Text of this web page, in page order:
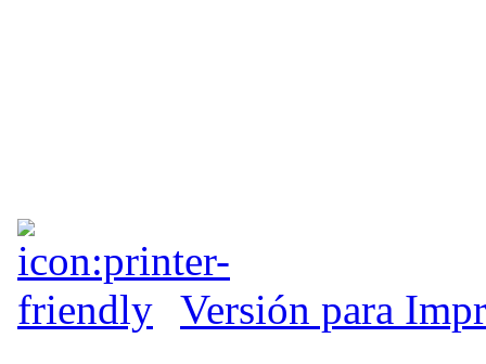
Versión para